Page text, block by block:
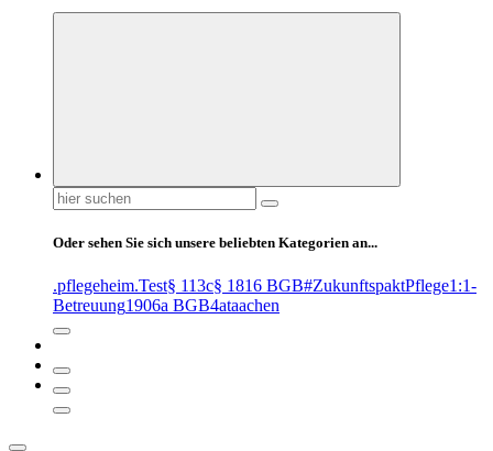
Suchen
nach:
Oder sehen Sie sich unsere beliebten Kategorien an...
.pflegeheim.Test§ 113c§ 1816 BGB#ZukunftspaktPflege1:1-
Betreuung1906a BGB4ataachen